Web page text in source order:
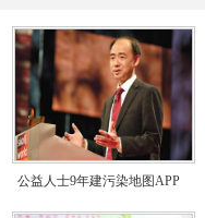
公益人士9年建污染地图APP